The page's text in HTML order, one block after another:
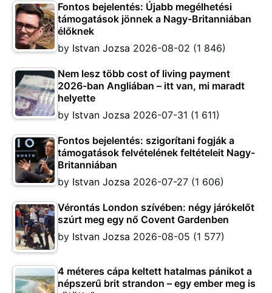
Fontos bejelentés: Újabb megélhetési
támogatások jönnek a Nagy-Britanniában
élőknek
by Istvan Jozsa 2026-08-02 (1 846)
Nem lesz több cost of living payment
2026-ban Angliában – itt van, mi maradt
helyette
by Istvan Jozsa 2026-07-31 (1 611)
Fontos bejelentés: szigorítani fogják a
támogatások felvételének feltételeit Nagy-
Britanniában
by Istvan Jozsa 2026-07-27 (1 606)
Vérontás London szívében: négy járókelőt
szúrt meg egy nő Covent Gardenben
by Istvan Jozsa 2026-08-05 (1 577)
4 méteres cápa keltett hatalmas pánikot a
népszerű brit strandon – egy ember meg is